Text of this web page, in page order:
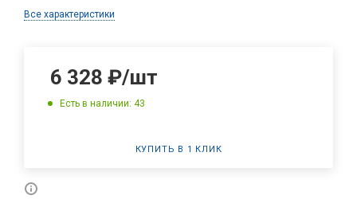
Все характеристики
6 328 ₽/шт
Есть в наличии: 43
КУПИТЬ В 1 КЛИК